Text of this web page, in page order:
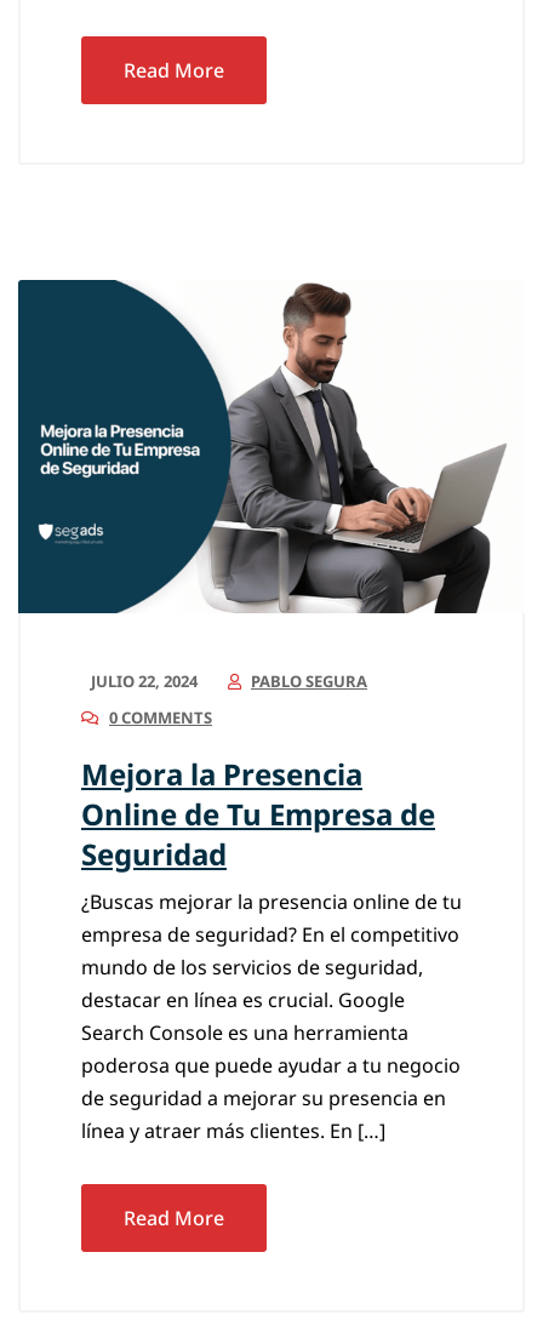
Read More
JULIO 22, 2024
PABLO SEGURA
0 COMMENTS
Mejora la Presencia
Online de Tu Empresa de
Seguridad
¿Buscas mejorar la presencia online de tu
empresa de seguridad? En el competitivo
mundo de los servicios de seguridad,
destacar en línea es crucial. Google
Search Console es una herramienta
poderosa que puede ayudar a tu negocio
de seguridad a mejorar su presencia en
línea y atraer más clientes. En […]
Read More